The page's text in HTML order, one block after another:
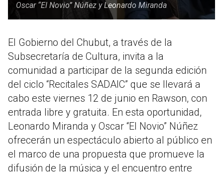
Oscar “El Novio” Núñez y Leonardo Miranda
El Gobierno del Chubut, a través de la
Subsecretaría de Cultura, invita a la
comunidad a participar de la segunda edición
del ciclo “Recitales SADAIC” que se llevará a
cabo este viernes 12 de junio en Rawson, con
entrada libre y gratuita. En esta oportunidad,
Leonardo Miranda y Oscar “El Novio” Núñez
ofrecerán un espectáculo abierto al público en
el marco de una propuesta que promueve la
difusión de la música y el encuentro entre